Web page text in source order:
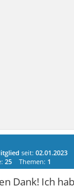
seit:02.01.2023
25 Themen: 1
Dank! Ich